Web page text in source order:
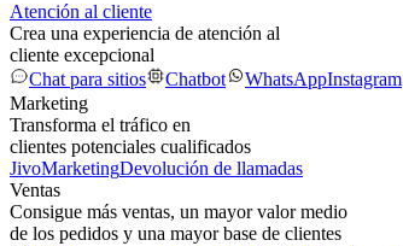
Atención al cliente
Crea una experiencia de atención al
cliente excepcional
Chat para sitios
Chatbot WhatsAppInstagram
Marketing
Transforma el tráfico en
clientes potenciales cualificados
JivoMarketingDevolución de llamadas
Ventas
Consigue más ventas, un mayor valor medio
de los pedidos y una mayor base de clientes